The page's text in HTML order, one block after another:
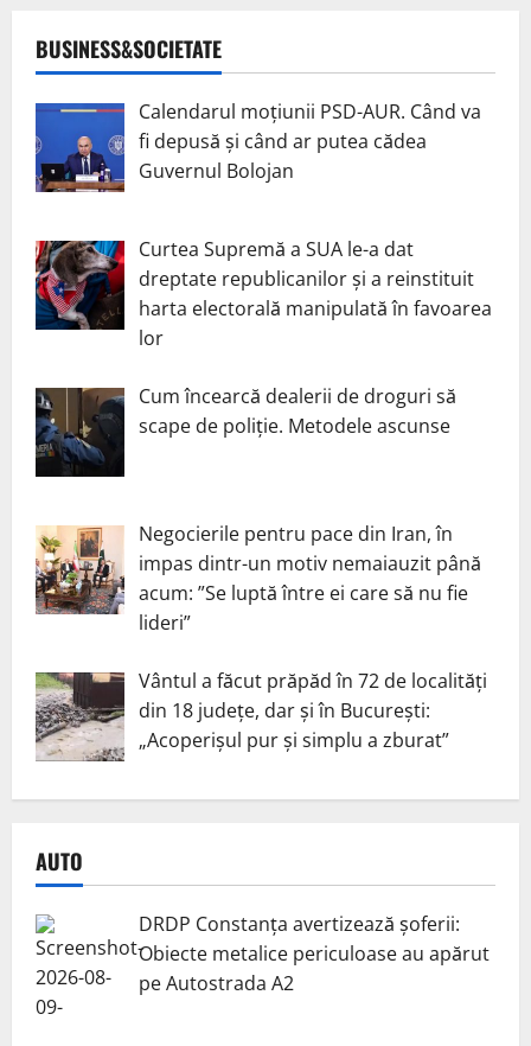
BUSINESS&SOCIETATE
Calendarul moțiunii PSD-AUR. Când va
fi depusă și când ar putea cădea
Guvernul Bolojan
Curtea Supremă a SUA le-a dat
dreptate republicanilor și a reinstituit
harta electorală manipulată în favoarea
lor
Cum încearcă dealerii de droguri să
scape de poliție. Metodele ascunse
Negocierile pentru pace din Iran, în
impas dintr-un motiv nemaiauzit până
acum: ”Se luptă între ei care să nu fie
lideri”
Vântul a făcut prăpăd în 72 de localități
din 18 județe, dar și în București:
„Acoperișul pur și simplu a zburat”
AUTO
DRDP Constanța avertizează șoferii:
Obiecte metalice periculoase au apărut
pe Autostrada A2